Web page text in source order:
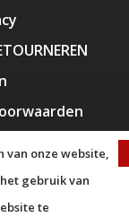
van onze website,
gebruik van
te